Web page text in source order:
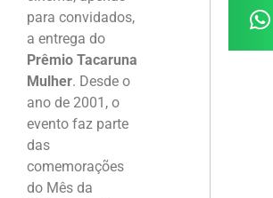
para convidados,
a entrega do
Prêmio Tacaruna
Mulher. Desde o
ano de 2001, o
evento faz parte
das
comemorações
do Mês da